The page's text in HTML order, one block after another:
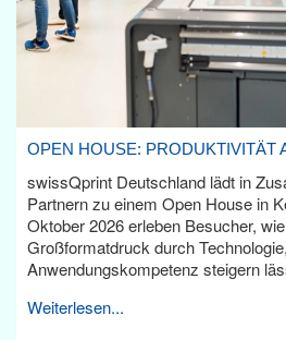
OPEN HOUSE: PRODUKTIVITÄT
swissQprint Deutschland lädt in
Partnern zu einem Open House in
Oktober 2026 erleben Besucher,
Großformatdruck durch
Anwendungskompetenz steigern
Weiterlesen...